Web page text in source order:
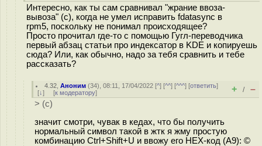
Интересно, как ты сам сравнивал "жрание ввоза-
вывоза" (с), когда не умел исправить fdatasync в
rpm5, поскольку не понимал происходящее?
Просто прочитал где-то с помощью Гугл-переводчика
первый абзац статьи про индексатор в KDE и копируешь
сюда? Или, как обычно, надо за тебя сравнить и тебе
рассказать?
4.32 ,Аноним (34), 08:11, 17/04/2022 [^] [^^] [^^^] [ответить]
[↓] [к модератору] + / –
> (с)
значит смотри, чувак в кедах, что бы получить
нормальный символ такой в жтк я жму простую
комбинацию Ctrl+Shift+U и ввожу его HEX-код (A9): ©